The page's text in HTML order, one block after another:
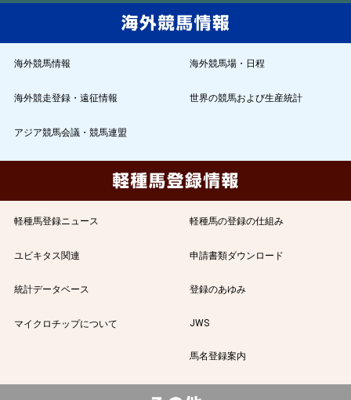
海外競馬情報 海外競馬場・日程
海外競走登録・遠征情報 世界の競馬および生産統計
アジア競馬会議・競馬連盟
軽種馬登録ニュース 軽種馬の登録の仕組み
ユビキタス関連 申請書類ダウンロード
統計データベース 登録のあゆみ
マイクロチップについて JWS
馬名登録案内